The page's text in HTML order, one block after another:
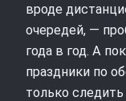
вроде
очередей, —
года в год. А
праздники по
только